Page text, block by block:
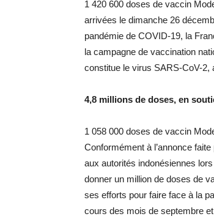
1 420 600 doses de vaccin
arrivées le dimanche 26
pandémie de COVID-19, la
la campagne de vaccination
constitue le virus SARS-CoV-2,
4,8 millions de doses, en
1 058 000 doses de vaccin
Conformément à l’annonce
aux autorités indonésiennes
donner un million de doses de
ses efforts pour faire face à la
cours des mois de septembre et